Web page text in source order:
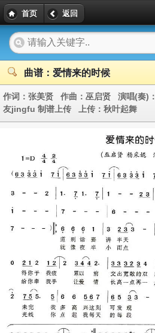
首页 返回
曲谱：爱情来的时候
作词： 张美贤 作曲： 巫启贤 演唱(奏)：
友jingfu 制谱上传 上传： 秋叶起舞